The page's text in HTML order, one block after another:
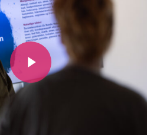
Play Video